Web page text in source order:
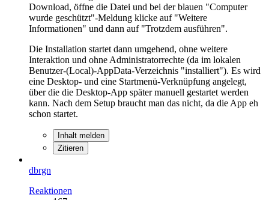
Download, öffne die Datei und bei der blauen "Computer
wurde geschützt"-Meldung klicke auf "Weitere
Informationen" und dann auf "Trotzdem ausführen".
Die Installation startet dann umgehend, ohne weitere
Interaktion und ohne Administratorrechte (da im lokalen
Benutzer-(Local)-AppData-Verzeichnis "installiert"). Es wird
eine Desktop- und eine Startmenü-Verknüpfung angelegt,
über die die Desktop-App später manuell gestartet werden
kann. Nach dem Setup braucht man das nicht, da die App eh
schon startet.
Inhalt melden
Zitieren
dbrgn
Reaktionen